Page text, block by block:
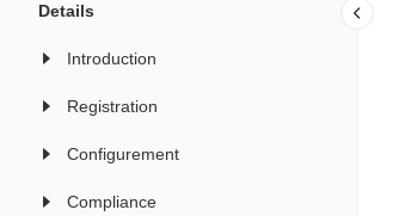
Details
Introduction
Registration
Configurement
Compliance